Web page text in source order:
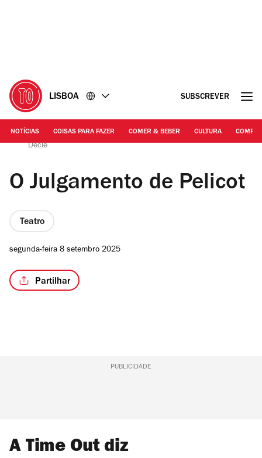
LISBOA SUBSCREVER
NOTÍCIAS COISAS PARA FAZER COMER & BEBER CULTURA
BoCA Bienal | O Julgamento de Pelicot, de Milo Rau e S.
Dècle
O Julgamento de Pelicot
Teatro
segunda-feira 8 setembro 2025
Partilhar
PUBLICIDADE
A Time Out diz